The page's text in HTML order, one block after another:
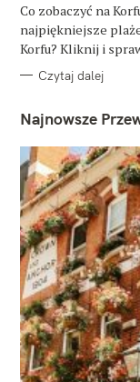
O
R
I
Co zobaczyć na
najpiękniejsze
Korfu? Kliknij i
Czytaj dalej
Najnowsze